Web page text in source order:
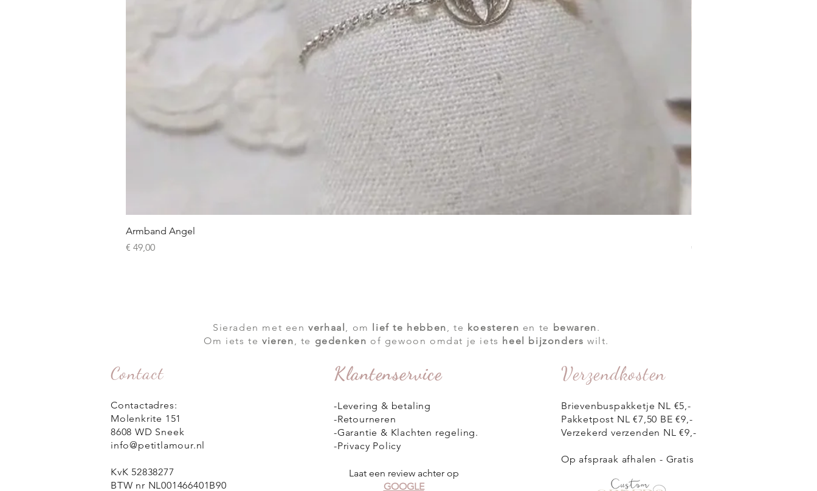
Armband Angel
Prijs
€ 49,00
Prijs
€ 99,00
Sieraden met eenverhaal, om lief te hebben, te koesteren en te bewaren.
Om iets te vieren, te gedenken of gewoon omdat je iets heel bijzonders wilt.
Klantenservice
-Levering & betaling
-Retourneren
-Garantie & Klachten regeling.
-Privacy Policy
Contact
Contactadres:
Molenkrite 151
8608 WD Sneek
info@petitlamour.nl
KvK 52838277
BTW nr NL001466401B90
Laat een review achter op
GOOGLE
Verzendkosten
Brievenbuspakketje NL €5,-
Pakketpost NL €7,50 BE €9,-
Verzekerd verzenden NL €9,-
Op afspraak afhalen - Gratis